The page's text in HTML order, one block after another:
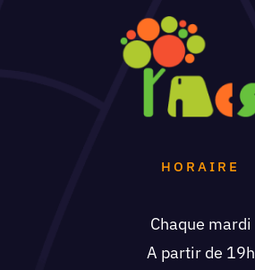
HORAIRE
Chaque mardi
A partir de 19h